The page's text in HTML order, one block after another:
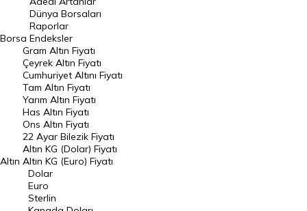
Geçmiş Kapanışlar
Dünya Borsaları
Raporlar
Endeksler
DÖVİZ
Döviz Kuru
Dolar Kuru
Euro Kuru
Pound Kuru
Borsa
Dünya Borsaları
Raporlar
Endeksler
Altın
Gram Altın Fiyatı
Çeyrek Altın Fiyatı
Cumhuriyet Altını Fiyatı
Tam Altın Fiyatı
Yarım Altın Fiyatı
Has Altın Fiyatı
Ons Altın Fiyatı
22 Ayar Bilezik Fiyatı
Altın KG (Dolar) Fiyatı
Altın KG (Euro) Fiyatı
Dolar
Euro
Sterlin